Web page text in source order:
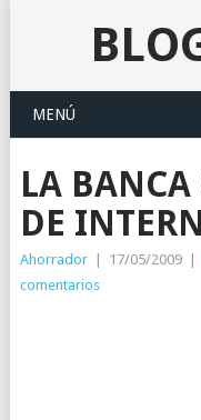
MENÚ
LA BANCA
DE
Ahorrador 17/05/2009
comentarios